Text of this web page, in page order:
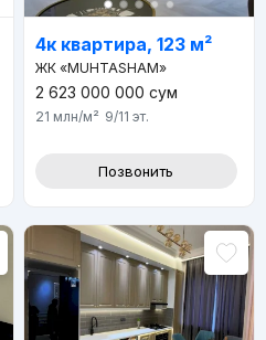
4к квартира, 123 м²
ЖК «MUHTASHAM»
2 623 000 000 сум
21 млн/м² 9/11 эт.
Позвонить